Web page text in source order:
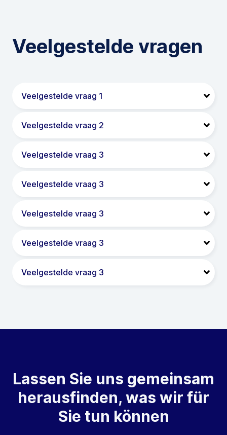
Veelgestelde vragen
Veelgestelde vraag 1
Veelgestelde vraag 2
Veelgestelde vraag 3
Veelgestelde vraag 3
Veelgestelde vraag 3
Veelgestelde vraag 3
Veelgestelde vraag 3
Lassen Sie uns gemeinsam
herausfinden, was wir für
Sie tun können